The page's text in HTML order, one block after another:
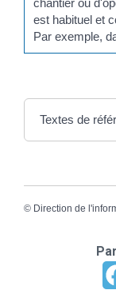
est habituel et
Par exemple,
Textes de
© Direction de